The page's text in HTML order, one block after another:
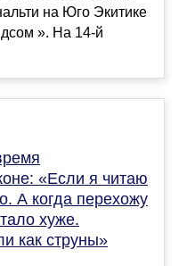
на Юго Экитике
». На 14-й
«Если я читаю
А когда перехожу
хуже.
как струны»